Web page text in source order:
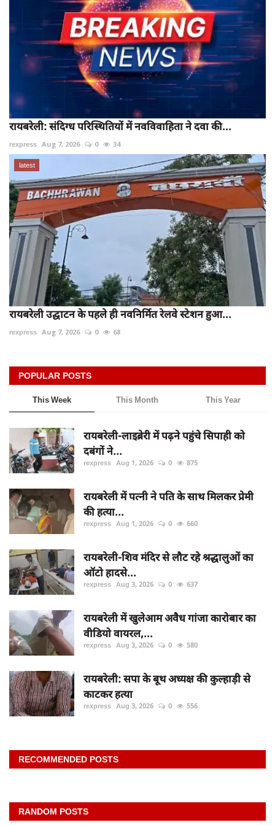
रायबरेली: संदिग्ध परिस्थितियों में नवविवाहिता ने दवा की...
rexpress Aug 7, 2026 0 34
latest
रायबरेली उद्घाटन के पहले ही नवनिर्मित रेलवे स्टेशन हुआ...
rexpress Aug 7, 2026 0 68
POPULAR POSTS
This Week This Month This Year
रायबरेली-लाइब्रेरी में पढ़ने पहुंचे सिपाही को
दबंगों ने...
rexpress Aug 1, 2026 0 875
रायबरेली में पत्नी ने पति के साथ मिलकर प्रेमी
की हत्या...
rexpress Aug 1, 2026 0 660
रायबरेली-शिव मंदिर से लौट रहे श्रद्धालुओं का
ऑटो हादसे...
rexpress Aug 3, 2026 0 637
रायबरेली में खुलेआम अवैध गांजा कारोबार का
वीडियो वायरल,...
rexpress Aug 3, 2026 0 580
रायबरेली: सपा के बूथ अध्यक्ष की कुल्हाड़ी से
काटकर हत्या
rexpress Aug 3, 2026 0 556
RECOMMENDED POSTS
RANDOM POSTS